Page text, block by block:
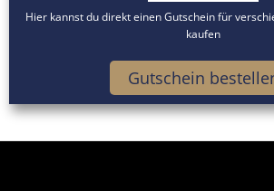
Hier kannst du direkt einen Gutschein für
kaufen
Gutschein